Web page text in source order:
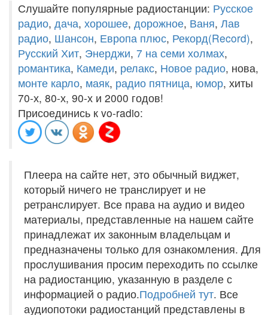
Слушайте популярные радиостанции: Русское
радио, дача, хорошее, дорожное, Ваня, Лав
радио, Шансон, Европа плюс, Рекорд(Record),
Русский Хит, Энерджи, 7 на семи холмах,
романтика, Камеди, релакс, Новое радио, нова,
монте карло, маяк, радио пятница, юмор, хиты
70-х, 80-х, 90-х и 2000 годов!
Присоединись к vo-radio:
Плеера на сайте нет, это обычный виджет,
который ничего не транслирует и не
ретранслирует. Все права на аудио и видео
материалы, представленные на нашем сайте
принадлежат их законным владельцам и
предназначены только для ознакомления. Для
прослушивания просим переходить по ссылке
на радиостанцию, указанную в разделе с
информацией о радио.Подробней тут. Все
аудиопотоки радиостанций представлены в